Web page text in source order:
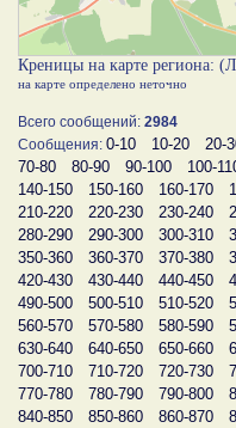
Креницы на карте региона:
на карте определено неточно
Всего сообщений: 2984
Сообщения: 0-10 10-20 20-
70-80
80-90 90-100 100-
140-150
150-160 160-170
210-220
220-230 230-240
280-290
290-300 300-310
350-360
360-370 370-380
420-430
430-440 440-450
490-500
500-510 510-520
560-570
570-580 580-590
630-640
640-650 650-660
700-710
710-720 720-730
770-780
780-790 790-800
840-850
850-860 860-870